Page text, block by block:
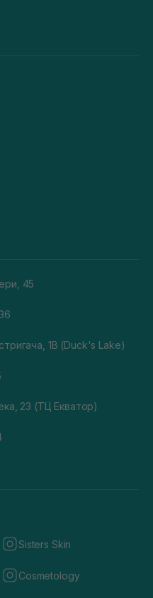
45
1В (Duck's Lake)
23 (ТЦ Екватор)
Sisters Skin
Cosmetology